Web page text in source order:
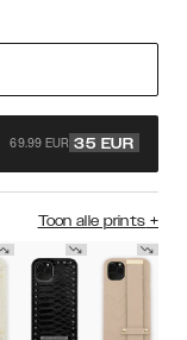
69.99 EUR 35 EUR
Toon alle prints +